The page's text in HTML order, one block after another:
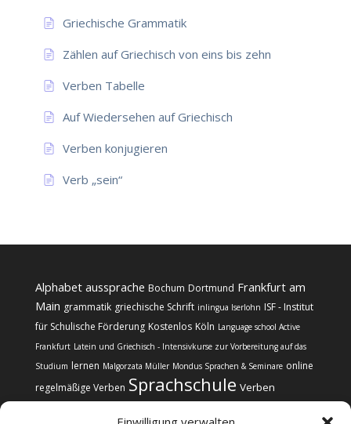
Griechische Grammatik
Zählen auf Griechisch von eins bis zehn
Verben Tabelle
Auf Wiedersehen auf Griechisch
Verben konjugieren
Verb „sein“
Alphabet aussprache Bochum Dortmund Frankfurt am
Main grammatik griechische Schrift inlingua Iserlohn ISF - Institut
für Schulische Förderung Kostenlos Köln Language school Active
Frankfurt Latein und Griechisch - Intensivkurse zur Vorbereitung auf das
Studium lernen Malgorzata Müller Mondus Sprachen & Seminare online
regelmäßige Verben Sprachschule Verben